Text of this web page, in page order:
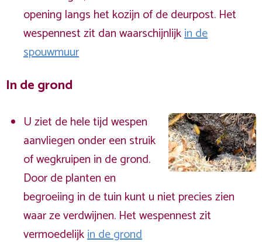
opening langs het kozijn of de deurpost. Het
wespennest zit dan waarschijnlijkin de
spouwmuur
In de grond
U ziet de hele tijd wespen
aanvliegen onder een struik
of wegkruipen in de grond.
Door de planten en
begroeiing in de tuin kunt u niet precies zien
waar ze verdwijnen. Het wespennest zit
vermoedelijkin de grond